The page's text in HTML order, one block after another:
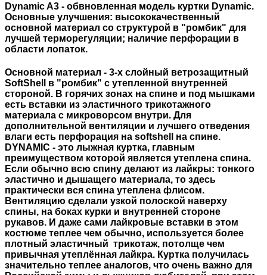
Dynamic A3 - обвновленная модель куртки Dynamic.
Основные улучшения: высококачественный
основной материал со структурой в "ромбик" для
лучшей терморегуляции; наличие перфорации в
области лопаток.
Основной материал - 3-х слойный ветрозащитный
SoftShell в "ромбик" с утепленной внутренней
стороной. В горячих зонах на спине и под мышками
есть вставки из эластичного трикотажного
материала с микроворсом внутри. Для
дополнительной вентиляции и лучшего отведения
влаги есть перфорация на softshell на спине.
DYNAMIC - это лыжная куртка, главным
преимуществом которой является утеплена спина.
Если обычно всю спину делают из лайкры: тонкого
эластично и дышащего материала, то здесь
практически вся спина утеплена флисом.
Вентиляцию сделали узкой полоской наверху
спины, на боках курки и внутренней стороне
рукавов. И даже сами лайкровые вставки в этом
костюме теплее чем обычно, используется более
плотный эластичный трикотаж, потолще чем
привычная утеплённая лайкра. Куртка получилась
значительно теплее аналогов, что очень важно для